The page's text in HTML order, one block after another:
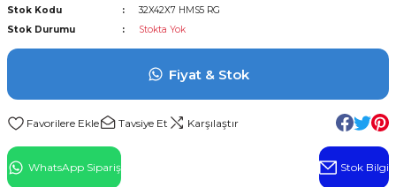
Stok Kodu
32X42X7 HMS5 RG
Stok Durumu
Stokta Yok
Fiyat & Stok
Tavsiye Et Karşılaştır
WhatsApp Sipariş Stok Bilgi